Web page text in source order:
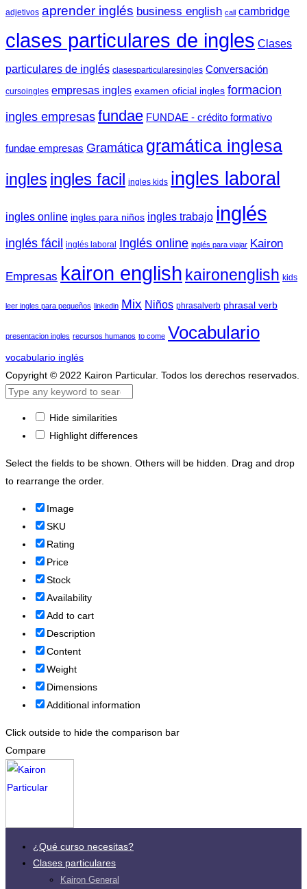
adjetivos aprender inglés business english call cambridge
clases particulares de ingles Clases
particulares de inglés clasesparticularesingles Conversación
cursoingles empresas ingles examen oficial ingles formacion
ingles empresas fundae FUNDAE - crédito formativo
fundae empresas Gramática gramática inglesa
ingles ingles facil ingles kids ingles laboral
ingles online ingles para niños ingles trabajo inglés
inglés fácil inglés laboral Inglés online inglés para viajar Kairon
Empresas kairon english kaironenglish kids
leer ingles para pequeños linkedin Mix Niños phrasalverb phrasal verb
presentacion ingles recursos humanos to come Vocabulario
vocabulario inglés
Copyright © 2022 Kairon Particular. Todos los derechos reservados.
Hide similarities
Highlight differences
Select the fields to be shown. Others will be hidden. Drag and drop
to rearrange the order.
Image
SKU
Rating
Price
Stock
Availability
Add to cart
Description
Content
Weight
Dimensions
Additional information
Click outside to hide the comparison bar
Compare
¿Qué curso necesitas?
Clases particulares
Kairon General